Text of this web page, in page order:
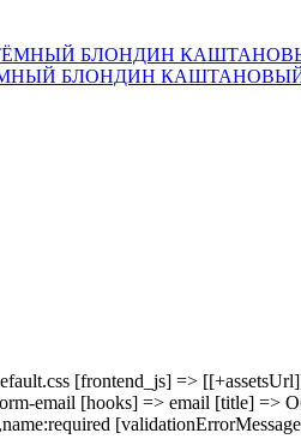
БЛОНДИН
[frontend_js] =>
email [hooks] => email [title] =>